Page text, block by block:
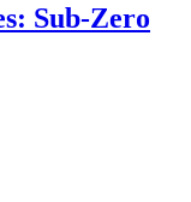
Sub-Zero